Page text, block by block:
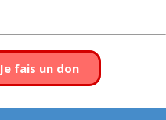
Je fais un don